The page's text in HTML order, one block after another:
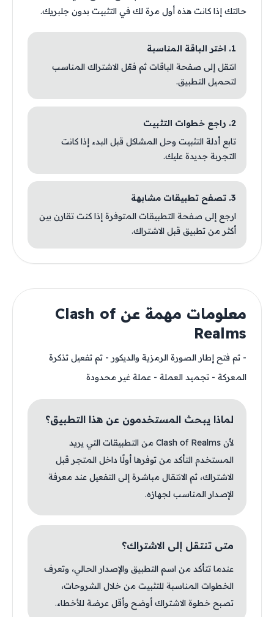
حالتك إذا كانت هذه أول مرة لك في التثبيت بدون جلبريك.
1. اختر الباقة المناسبة
انتقل إلى صفحة الباقات ثم فعّل الاشتراك المناسب
لتحميل التطبيق.
2. راجع خطوات التثبيت
تابع أدلة التثبيت وحل المشاكل قبل البدء إذا كانت
التجربة جديدة عليك.
3. تصفح تطبيقات مشابهة
ارجع إلى صفحة التطبيقات المتوفرة إذا كنت تقارن بين
أكثر من تطبيق قبل الاشتراك.
معلومات مهمة عن Clash of
Realms
- تم فتح إطار الصورة الرمزية والديكور - تم تفعيل تذكرة
المعركة - تجميد العملة - عملة غير محدودة
لماذا يبحث المستخدمون عن هذا التطبيق؟
لأن Clash of Realms من التطبيقات التي يريد
المستخدم التأكد من توفرها أولًا داخل المتجر قبل
الاشتراك، ثم الانتقال مباشرة إلى التفعيل عند معرفة
الإصدار المناسب لجهازه.
متى تنتقل إلى الاشتراك؟
عندما تتأكد من اسم التطبيق والإصدار الحالي، وتعرف
الخطوات المناسبة للتثبيت من خلال الشروحات،
تصبح خطوة الاشتراك أوضح وأقل عرضة للأخطاء.